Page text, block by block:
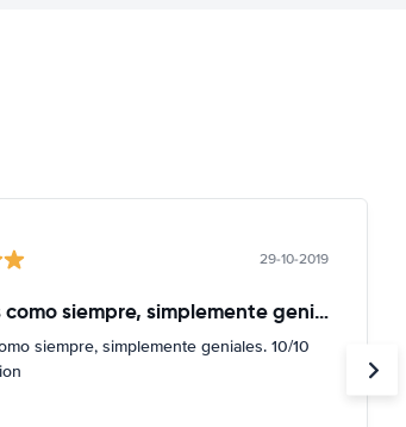
29-10-2019
Vosotr@s como siempre, simplemente geniales
siempre, simplemente geniales. 10/10